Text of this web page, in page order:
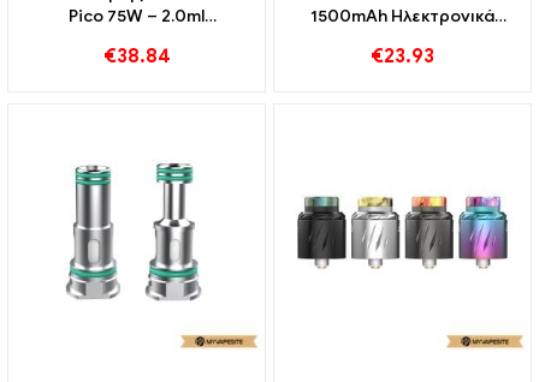
Pico 75W – 2.0ml
χονδρική丨Custom
€38.84
1500mAh Ηλεκτρονικά
Custom
€23.93